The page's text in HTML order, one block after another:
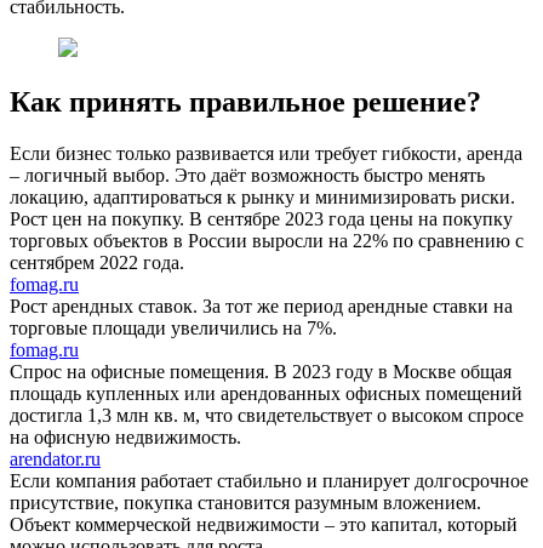
стабильность.
Как принять правильное решение?
Если бизнес только развивается или требует гибкости, аренда
– логичный выбор. Это даёт возможность быстро менять
локацию, адаптироваться к рынку и минимизировать риски.
Рост цен на покупку. В сентябре 2023 года цены на покупку
торговых объектов в России выросли на 22% по сравнению с
сентябрем 2022 года.
fomag.ru
Рост арендных ставок. За тот же период арендные ставки на
торговые площади увеличились на 7%.
fomag.ru
Спрос на офисные помещения. В 2023 году в Москве общая
площадь купленных или арендованных офисных помещений
достигла 1,3 млн кв. м, что свидетельствует о высоком спросе
на офисную недвижимость.
arendator.ru
Если компания работает стабильно и планирует долгосрочное
присутствие, покупка становится разумным вложением.
Объект коммерческой недвижимости – это капитал, который